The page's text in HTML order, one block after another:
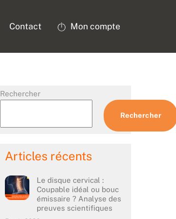
Contact Mon compte
Rechercher
Rechercher
Articles récents
Le disque cervical :
Coupable idéal ou bouc
émissaire ? Analyse des
preuves scientifiques